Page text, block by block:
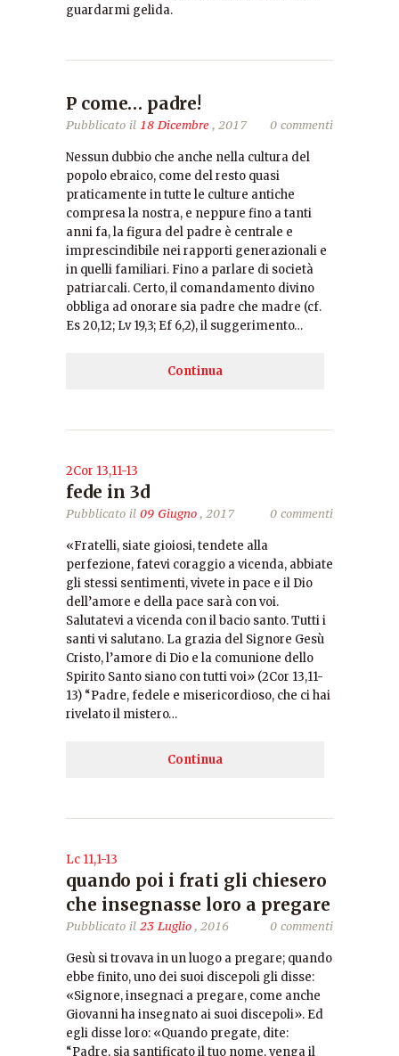
guardarmi gelida.
P come… padre!
Pubblicato il 18 Dicembre, 2017 0 commenti
Nessun dubbio che anche nella cultura del
popolo ebraico, come del resto quasi
praticamente in tutte le culture antiche
compresa la nostra, e neppure fino a tanti
anni fa, la figura del padre è centrale e
imprescindibile nei rapporti generazionali e
in quelli familiari. Fino a parlare di società
patriarcali. Certo, il comandamento divino
obbliga ad onorare sia padre che madre (cf.
Es 20,12; Lv 19,3; Ef 6,2), il suggerimento…
Continua
2Cor 13,11-13
fede in 3d
Pubblicato il 09 Giugno, 2017 0 commenti
«Fratelli, siate gioiosi, tendete alla
perfezione, fatevi coraggio a vicenda, abbiate
gli stessi sentimenti, vivete in pace e il Dio
dell’amore e della pace sarà con voi.
Salutatevi a vicenda con il bacio santo. Tutti i
santi vi salutano. La grazia del Signore Gesù
Cristo, l’amore di Dio e la comunione dello
Spirito Santo siano con tutti voi» (2Cor 13,11-
13) “Padre, fedele e misericordioso, che ci hai
rivelato il mistero…
Continua
Lc 11,1-13
quando poi i frati gli chiesero
che insegnasse loro a pregare
Pubblicato il 23 Luglio, 2016 0 commenti
Gesù si trovava in un luogo a pregare; quando
ebbe finito, uno dei suoi discepoli gli disse:
«Signore, insegnaci a pregare, come anche
Giovanni ha insegnato ai suoi discepoli». Ed
egli disse loro: «Quando pregate, dite:
“Padre, sia santificato il tuo nome, venga il